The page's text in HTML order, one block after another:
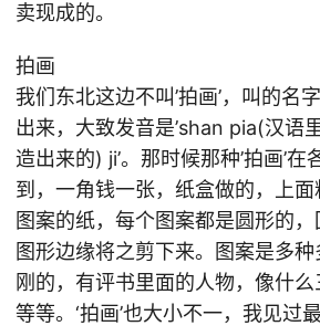
卖现成的。
拍画
我们东北这边不叫’拍画’，叫的名
出来，大致发音是’shan pia(汉语
造出来的) ji’。那时候那种’拍画’
到，一角钱一张，纸盒做的，上
图案的纸，每个图案都是圆形的
图形边缘将之剪下来。图案是多
刚的，有评书里面的人物，像什
等等。‘拍画’也大小不一，我见过